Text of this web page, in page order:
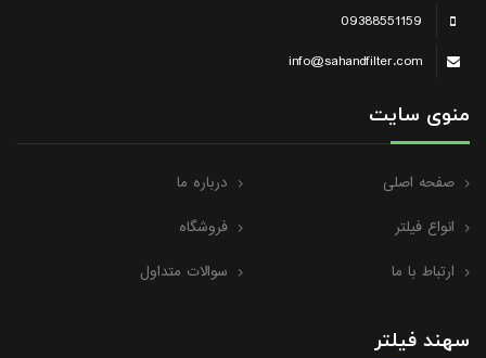
09388551159
info@sahandfilter.com
منوی سایت
صفحه اصلی درباره ما
انواع فیلتر فروشگاه
ارتباط با ما سوالات متداول
سهند فیلتر